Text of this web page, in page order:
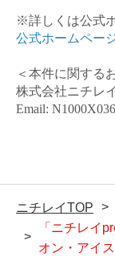
※詳しくは公式
公式ホームペー
＜本件に関する
株式会社ニチレ
Email:
ニチレイTOP
「ニチレイ
オン・アイ